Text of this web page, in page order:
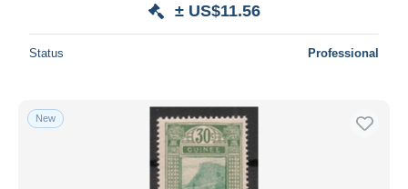
± US$11.56
Status Professional
New